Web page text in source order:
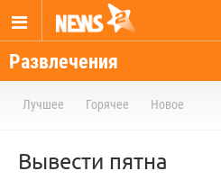
Развлечения
Лучшее Горячее Новое
Вывести пятна